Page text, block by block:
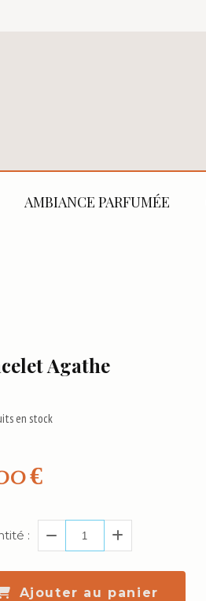
AMBIANCE PARFUMÉE
Agathe
€
en stock
:
Ajouter au panier